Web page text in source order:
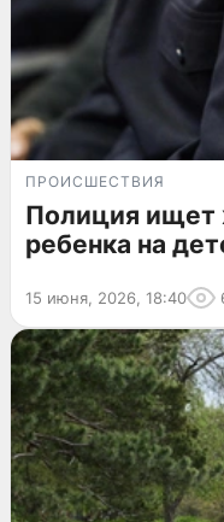
ПРОИСШЕСТВИЯ
Полиция ищет
ребенка на
15 июня, 2026, 18:40